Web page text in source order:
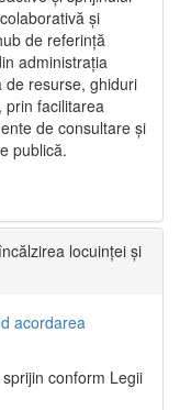
și
de referință
administrația
de resurse, ghiduri
prin facilitarea
de consultare și
publică.
locuinței și
acordarea
conform Legii